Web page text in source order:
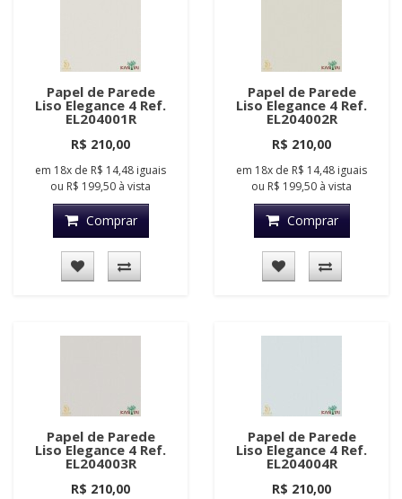
Papel de Parede
Liso Elegance 4 Ref.
EL204001R
R$ 210,00
em 18x de R$ 14,48 iguais
ou R$ 199,50 à vista
Comprar
Papel de Parede
Liso Elegance 4 Ref.
EL204002R
R$ 210,00
em 18x de R$ 14,48 iguais
ou R$ 199,50 à vista
Comprar
Papel de Parede
Liso Elegance 4 Ref.
EL204003R
R$ 210,00
Papel de Parede
Liso Elegance 4 Ref.
EL204004R
R$ 210,00